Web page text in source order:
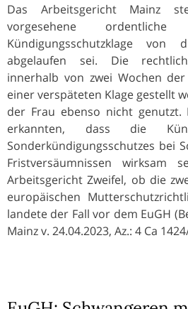
Das Arbeitsgericht Mainz
vorgesehene
Kündigungsschutzklage von
abgelaufen sei. Die
innerhalb von zwei Wochen
einer verspäteten Klage gestellt
der Frau ebenso nicht genutzt.
erkannten, dass die
Sonderkündigungsschutzes bei
Fristversäumnissen wirksam
Arbeitsgericht Zweifel, ob die
europäischen
landete der Fall vor dem EuGH
Mainz v. 24.04.2023, Az.: 4 Ca